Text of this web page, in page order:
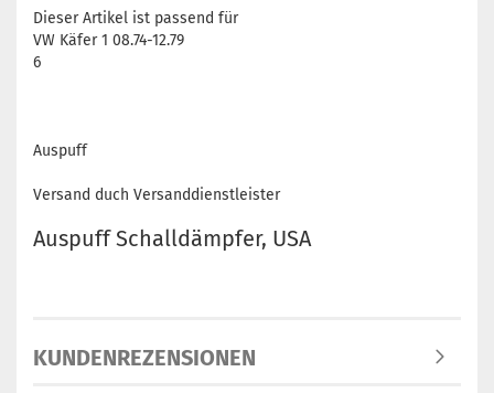
Dieser Artikel ist passend für
VW Käfer 1 08.74-12.79
6
Auspuff
Versand duch Versanddienstleister
Auspuff Schalldämpfer, USA
KUNDENREZENSIONEN